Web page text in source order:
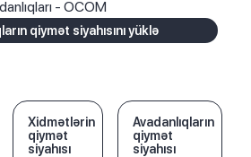
- OCOM
qiymət siyahısını yüklə
Xidmətlərin
qiymət
siyahısı
Avadanlıqların
qiymət
siyahısı